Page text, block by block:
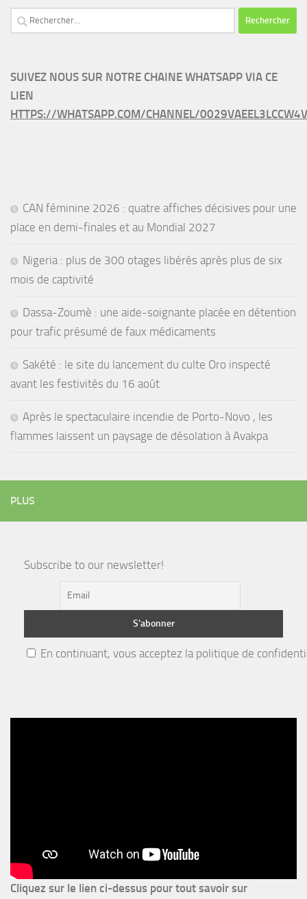
Rechercher :
SUIVEZ NOUS SUR NOTRE CHAINE WHATSAPP VIA CE
LIEN
HTTPS://WHATSAPP.COM/CHANNEL/
CAN féminine 2026 : quatre affiches décisives pour une
place en demi-finales et au Mondial 2027
Nigeria : plus de 300 otages libérés après plus de six
mois de captivité
Dassa-Zoumè : une aide-soignante placée en détention
pour trafic présumé de faux médicaments
Sakété : le site du lancement du culte Oro inspecté
avant les festivités du 16 août
Après le spectaculaire incendie de Porto-Novo , les
flammes laissent un paysage de désolation à Avakpa
PLUS
Subscribe to our newsletter!
En continuant, vous acceptez la politique de
Cliquez sur le lien ci-dessus pour tout savoir sur